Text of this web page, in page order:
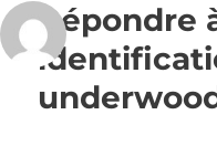
Répondre